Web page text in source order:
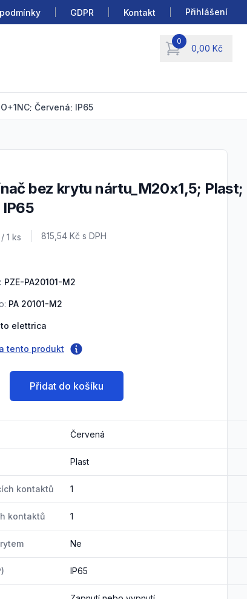
GDPR Kontakt Přihlášení
0
0,00 Kč
items in cart, view
Červená; IP65
/ 1 ks Cena s DPH
815,54 Kč s DPH
PZE-PA20101-M2
PA 20101-M2
elettrica
tento produkt
Přidat do košíku
Červená
Plast
kontaktů 1
kontaktů 1
Ne
IP65